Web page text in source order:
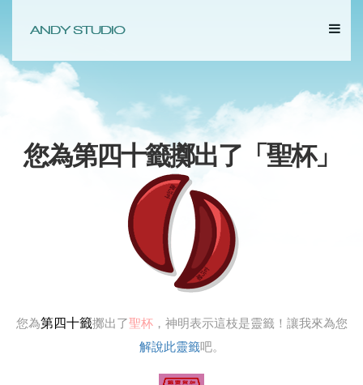
您為第四十籤擲出了「聖杯」
您為第四十籤擲出了聖杯，神明表示這枝是靈籤！讓我來為您
解說此靈籤吧。